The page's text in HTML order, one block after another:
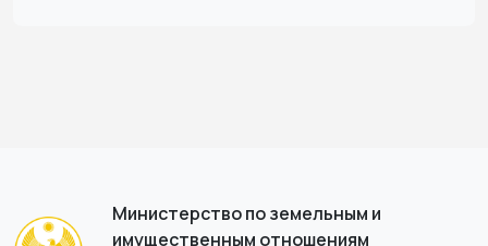
Министерство по земельным и
имущественным отношениям